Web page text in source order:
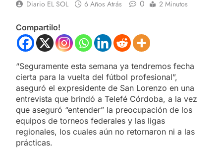
Diario EL SOL 6 Años Atrás 0 2 Minutos
Compartilo!
“Seguramente esta semana ya tendremos fecha
cierta para la vuelta del fútbol profesional”,
aseguró el expresidente de San Lorenzo en una
entrevista que brindó a Telefé Córdoba, a la vez
que aseguró “entender” la preocupación de los
equipos de torneos federales y las ligas
regionales, los cuales aún no retornaron ni a las
prácticas.